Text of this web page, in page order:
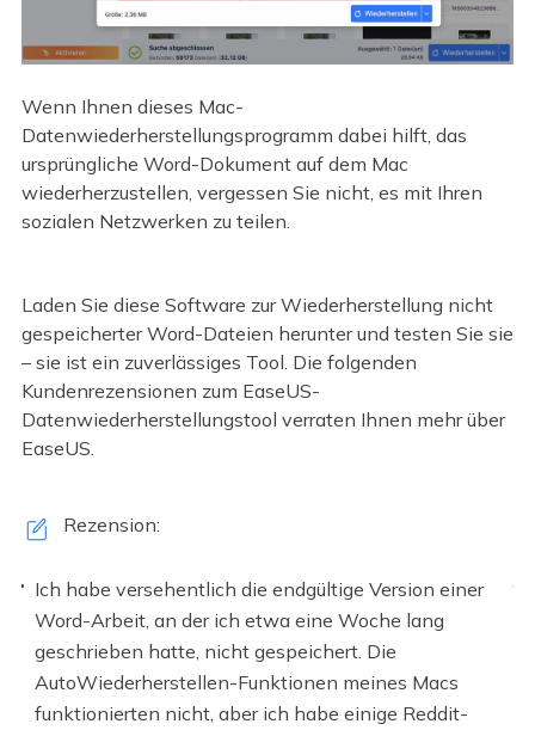
Wenn Ihnen dieses Mac-
Datenwiederherstellungsprogramm dabei hilft, das
ursprüngliche Word-Dokument auf dem Mac
wiederherzustellen, vergessen Sie nicht, es mit Ihren
sozialen Netzwerken zu teilen.
Laden Sie diese Software zur Wiederherstellung nicht
gespeicherter Word-Dateien herunter und testen Sie sie
– sie ist ein zuverlässiges Tool. Die folgenden
Kundenrezensionen zum EaseUS-
Datenwiederherstellungstool verraten Ihnen mehr über
EaseUS.
Rezension:
Ich habe versehentlich die endgültige Version einer
Word-Arbeit, an der ich etwa eine Woche lang
geschrieben hatte, nicht gespeichert. Die
AutoWiederherstellen-Funktionen meines Macs
funktionierten nicht, aber ich habe einige Reddit-